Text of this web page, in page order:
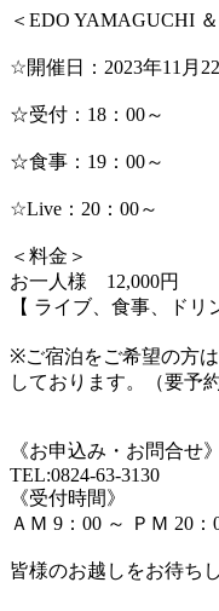
＜EDO YAMAGUCHI
☆開催日：2023年11
☆受付：18：00～
☆食事：19：00～
☆Live：20：00～
＜料金＞
お一人様 12,000円
【 ライブ、食事、ドリ
※ご宿泊をご希望の方
しております。（要予約
《お申込み・お問合せ》
TEL:0824-63-3130
《受付時間》
ＡＭ 9：00 ～ ＰＭ 20：
皆様のお越しをお待ち